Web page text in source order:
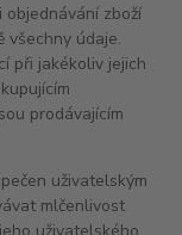
zboží
všechny údaje.
při jakékoliv jejich
prodávajícím
uživatelským
mlčenlivost